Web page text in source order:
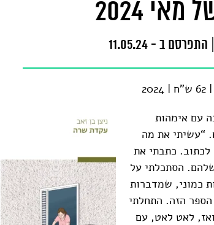
2024
התפרסם ב - 11.05.24
עם אימהות
“עשיתי את מה
כתבתי את
הסתכלתי על
כמוני, שמדברות
הזה. התחלתי
לאט לאט, עם